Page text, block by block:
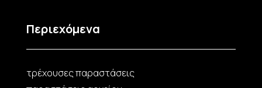
Περιεχόμενα
τρέχουσες παραστάσεις